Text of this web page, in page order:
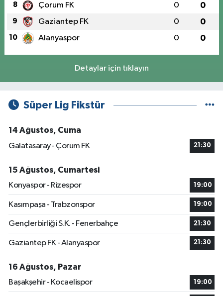
8 Çorum FK 0 0
9 Gaziantep FK 0 0
10 Alanyaspor 0 0
Detaylar için tıklayın
Süper Lig Fikstür
14 Ağustos, Cuma
Galatasaray - Çorum FK
21:30
15 Ağustos, Cumartesi
Konyaspor - Rizespor
19:00
Kasımpaşa - Trabzonspor 19:00
Gençlerbirliği S.K. - Fenerbahçe 21:30
Gaziantep FK - Alanyaspor 21:30
16 Ağustos, Pazar
Başakşehir - Kocaelispor
19:00